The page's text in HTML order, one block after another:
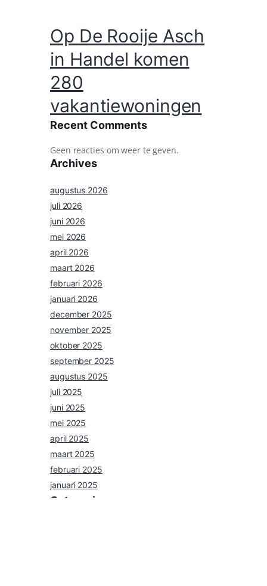
Op De Rooije Asch
in Handel komen
280
vakantiewoningen
Recent Comments
Geen reacties om weer te geven.
Archives
augustus 2026
juli 2026
juni 2026
mei 2026
april 2026
maart 2026
februari 2026
januari 2026
december 2025
november 2025
oktober 2025
september 2025
augustus 2025
juli 2025
juni 2025
mei 2025
april 2025
maart 2025
februari 2025
januari 2025
Categories